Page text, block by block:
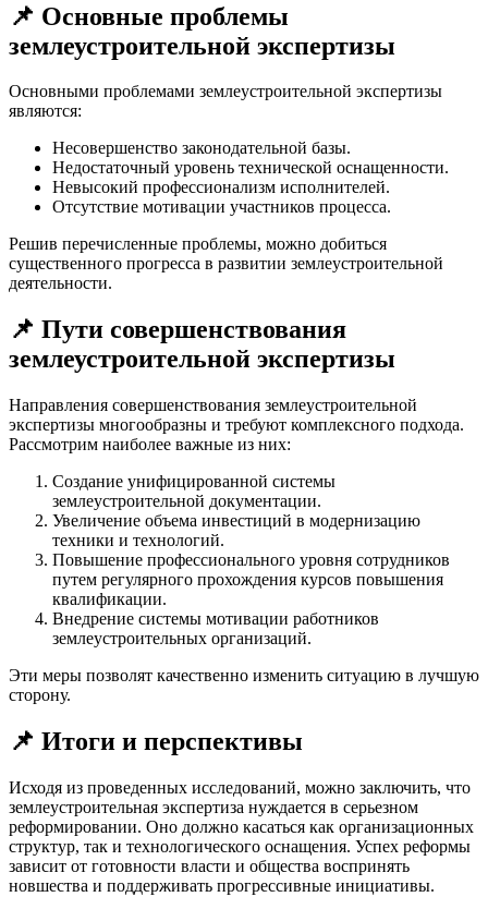
📌 Основные проблемы
землеустроительной экспертизы
Основными проблемами землеустроительной экспертизы
являются:
Несовершенство законодательной базы.
Недостаточный уровень технической оснащенности.
Невысокий профессионализм исполнителей.
Отсутствие мотивации участников процесса.
Решив перечисленные проблемы, можно добиться
существенного прогресса в развитии землеустроительной
деятельности.
📌 Пути совершенствования
землеустроительной экспертизы
Направления совершенствования землеустроительной
экспертизы многообразны и требуют комплексного подхода.
Рассмотрим наиболее важные из них:
Создание унифицированной системы
землеустроительной документации.
Увеличение объема инвестиций в модернизацию
техники и технологий.
Повышение профессионального уровня сотрудников
путем регулярного прохождения курсов повышения
квалификации.
Внедрение системы мотивации работников
землеустроительных организаций.
Эти меры позволят качественно изменить ситуацию в лучшую
сторону.
📌 Итоги и перспективы
Исходя из проведенных исследований, можно заключить, что
землеустроительная экспертиза нуждается в серьезном
реформировании. Оно должно касаться как организационных
структур, так и технологического оснащения. Успех реформы
зависит от готовности власти и общества воспринять
новшества и поддерживать прогрессивные инициативы.